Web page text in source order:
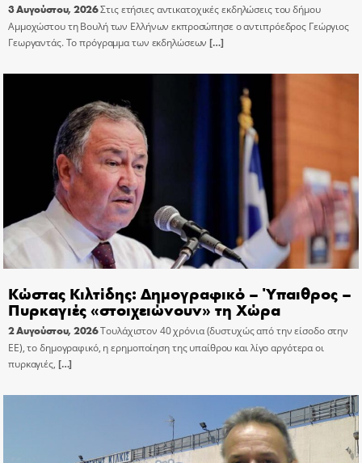
3 Αυγούστου, 2026Στις ετήσιες αντικατοχικές εκδηλώσεις του δήμου
Αμμοχώστου τη Βουλή των Ελλήνων εκπροσώπησε ο αντιπρόεδρος Γεώργιος
Γεωργαντάς. Το πρόγραμμα των εκδηλώσεων […]
Κώστας Κιλτίδης: Δημογραφικό – Ύπαιθρος –
Πυρκαγιές «στοιχειώνουν» τη Χώρα
2 Αυγούστου, 2026Τουλάχιστον 40 χρόνια (δυστυχώς από την είσοδο στην
ΕΕ), το δημογραφικό, η ερημοποίηση της υπαίθρου και λίγο αργότερα οι
πυρκαγιές, […]